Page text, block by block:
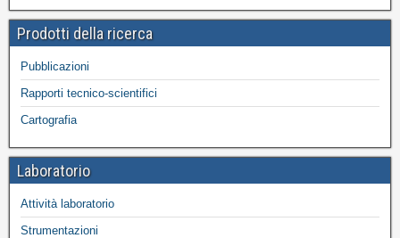
Prodotti della ricerca
Pubblicazioni
Rapporti tecnico-scientifici
Cartografia
Laboratorio
Attività laboratorio
Strumentazioni